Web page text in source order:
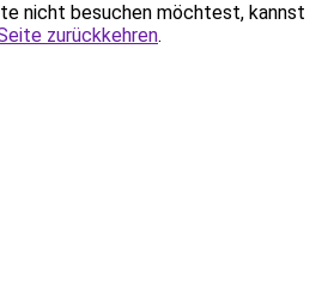
nicht besuchen möchtest, kannst
zurückkehren.